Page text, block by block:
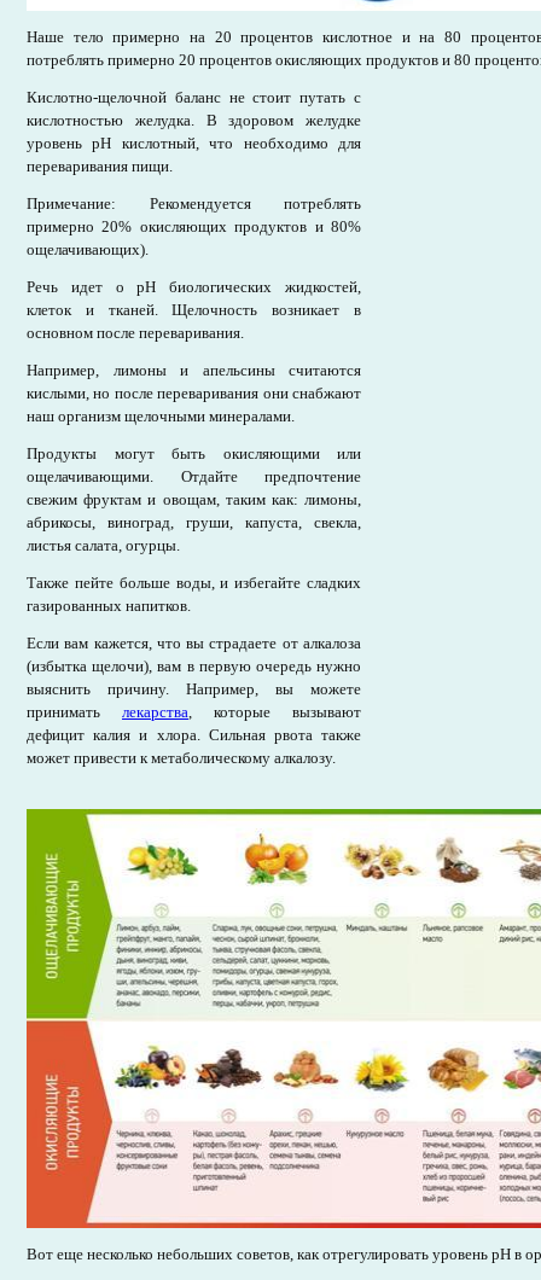
Наше тело примерно на 20 процентов кислотное и на 80
потреблять примерно 20 процентов окисляющих продуктов и 80
Кислотно-щелочной баланс не стоит путать с
кислотностью желудка. В здоровом желудке
уровень рН кислотный, что необходимо для
переваривания пищи.
Примечание: Рекомендуется потреблять
примерно 20% окисляющих продуктов и 80%
ощелачивающих).
Речь идет о pH биологических жидкостей,
клеток и тканей. Щелочность возникает в
основном после переваривания.
Например, лимоны и апельсины считаются
кислыми, но после переваривания они снабжают
наш организм щелочными минералами.
Продукты могут быть окисляющими или
ощелачивающими. Отдайте предпочтение
свежим фруктам и овощам, таким как: лимоны,
абрикосы, виноград, груши, капуста, свекла,
листья салата, огурцы.
Также пейте больше воды, и избегайте сладких
газированных напитков.
Если вам кажется, что вы страдаете от алкалоза
(избытка щелочи), вам в первую очередь нужно
выяснить причину. Например, вы можете
принимать лекарства, которые вызывают
дефицит калия и хлора. Сильная рвота также
может привести к метаболическому алкалозу.
Вот еще несколько небольших советов, как отрегулировать уровень pH в